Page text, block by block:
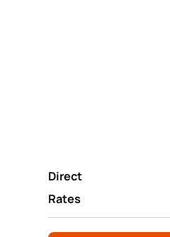
Direct
Rates